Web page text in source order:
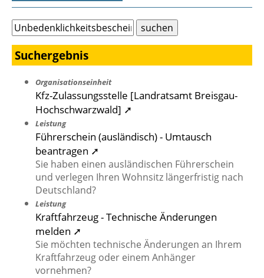
Suchergebnis
Organisationseinheit
Kfz-Zulassungsstelle [Landratsamt Breisgau-
Hochschwarzwald] ➚
Leistung
Führerschein (ausländisch) - Umtausch
beantragen ➚
Sie haben einen ausländischen Führerschein
und verlegen Ihren Wohnsitz längerfristig nach
Deutschland?
Leistung
Kraftfahrzeug - Technische Änderungen
melden ➚
Sie möchten technische Änderungen an Ihrem
Kraftfahrzeug oder einem Anhänger
vornehmen?